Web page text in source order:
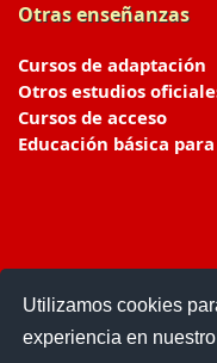
Utilizamos cookies
experiencia en
Otras enseñanzas
Cursos de adaptación
Otros estudios
Cursos de acceso
Educación básica